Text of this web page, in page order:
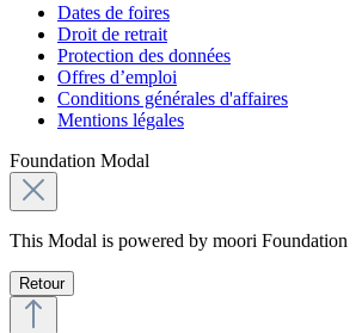
Dates de foires
Droit de retrait
Protection des données
Offres d’emploi
Conditions générales d'affaires
Mentions légales
Foundation Modal
This Modal is powered by moori Foundation
Retour